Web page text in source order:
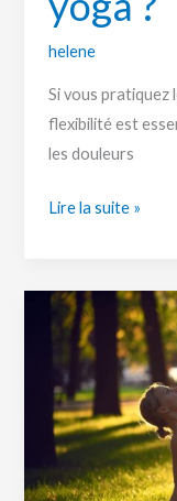
helene
Si vous pratiquez
flexibilité est
les douleurs
Lire la suite »
Yoga
Vinyasa
qu’est-
ce
c’est
?